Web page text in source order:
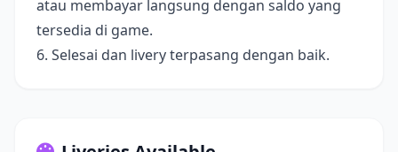
atau membayar langsung dengan saldo yang
tersedia di game.
6. Selesai dan livery terpasang dengan baik.